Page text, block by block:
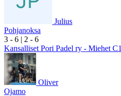
Julius
Pohjanoksa
3 - 6 | 2 - 6
Kansalliset Pori Padel ry - Miehet C1
Oliver
Ojamo